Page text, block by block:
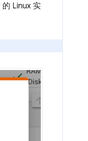
Linux 实